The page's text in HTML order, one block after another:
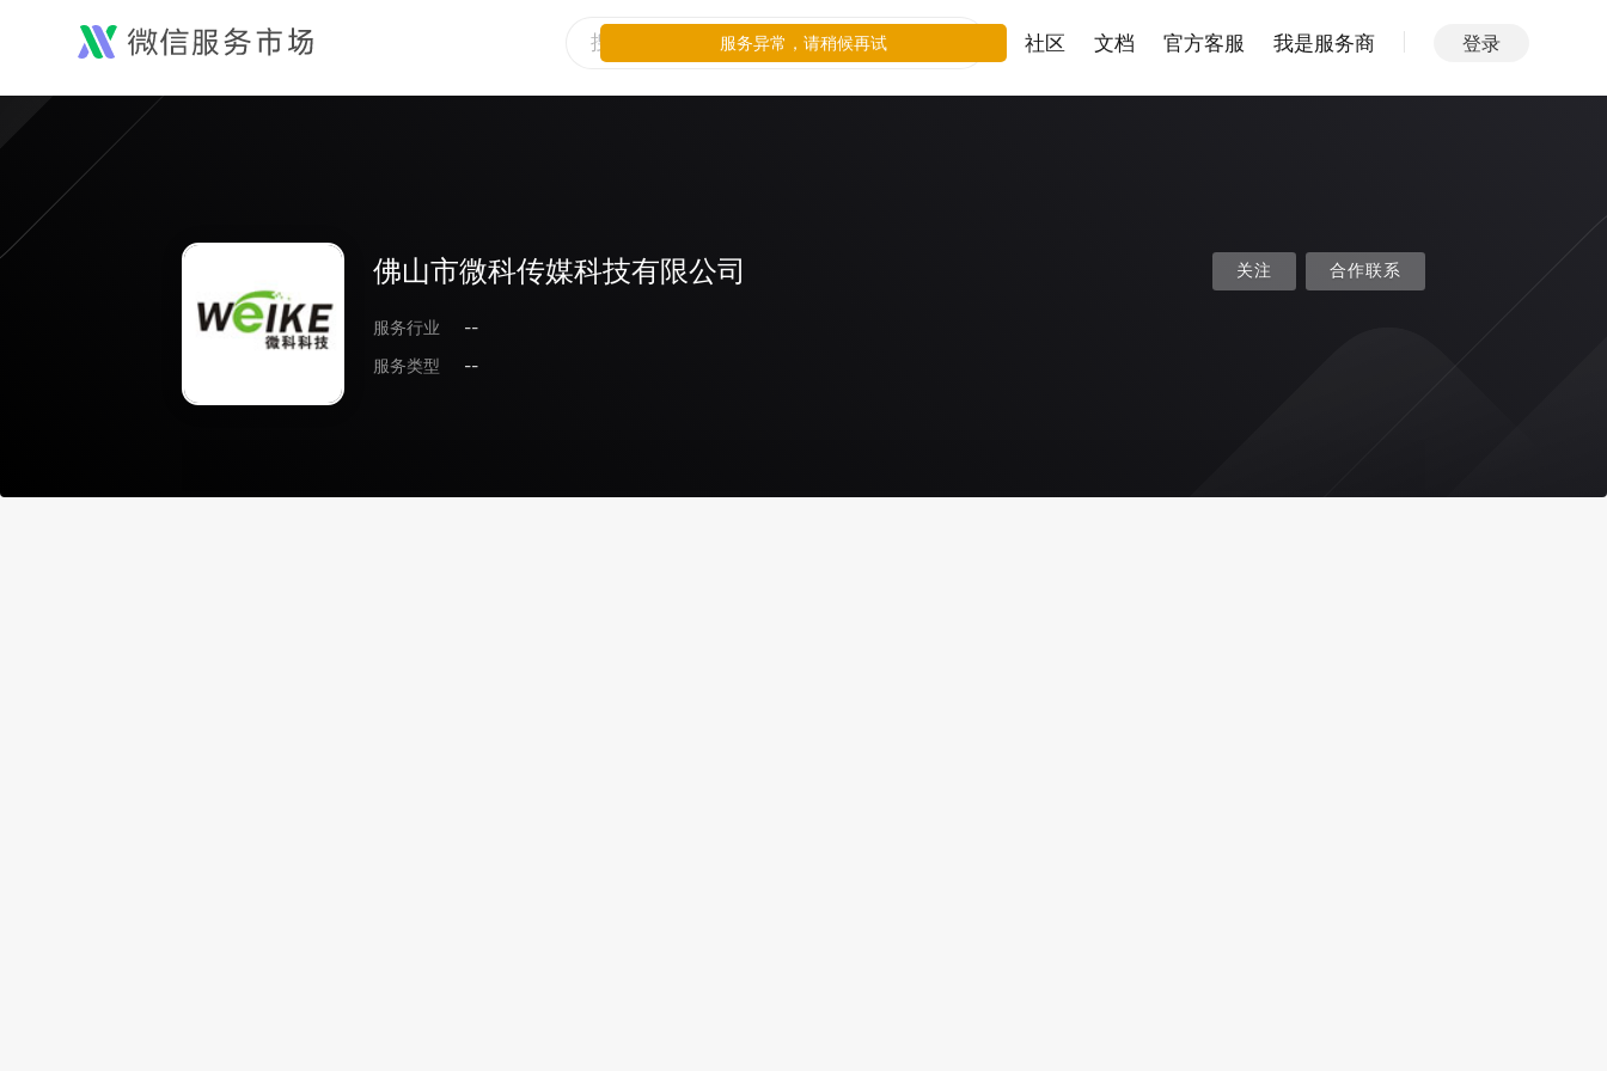
社区 文档 官方客服 我是服务商 登录
佛山市微科传媒科技有限公司
服务行业
--
服务类型
--
关注 合作联系
服务异常，请稍候再试